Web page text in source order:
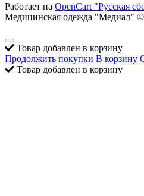
Работает на OpenCart "Русская
Медицинская одежда "Медиал"
Товар добавлен в корзину
Продолжить покупки В корзину
Товар добавлен в корзину